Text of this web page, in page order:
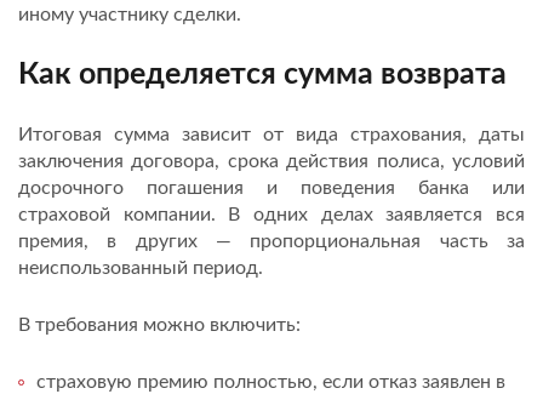
иному участнику сделки.
Как определяется сумма возврата
Итоговая сумма зависит от вида страхования, даты
заключения договора, срока действия полиса, условий
досрочного погашения и поведения банка или
страховой компании. В одних делах заявляется вся
премия, в других — пропорциональная часть за
неиспользованный период.
В требования можно включить:
страховую премию полностью, если отказ заявлен в